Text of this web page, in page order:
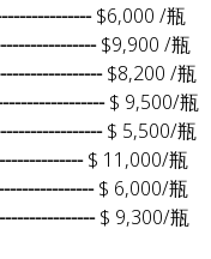
$6,000 /瓶
$9,900 /瓶
$8,200 /瓶
$ 9,500/瓶
$ 5,500/瓶
$ 11,000/瓶
$ 6,000/瓶
$ 9,300/瓶